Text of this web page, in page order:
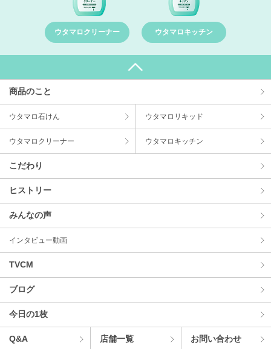
ウタマロクリーナー ウタマロキッチン
商品のこと
ウタマロ⽯けん ウタマロリキッド
ウタマロクリーナー ウタマロキッチン
こだわり
ヒストリー
みんなの声
インタビュー動画
TVCM
ブログ
今⽇の1枚
Q&A 店舗⼀覧 お問い合わせ